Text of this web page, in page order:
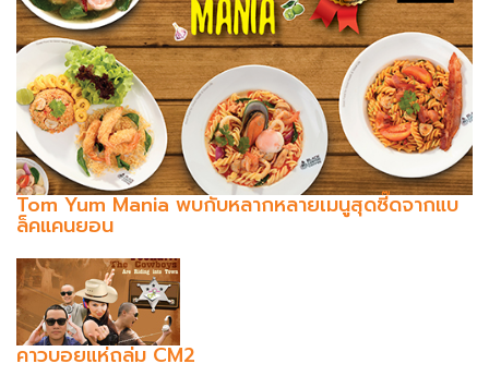
Tom Yum Mania พบกับหลากหลายเมนูสุดซี๊ดจากแบ
ล็คแคนยอน
คาวบอยแห่ถล่ม CM2